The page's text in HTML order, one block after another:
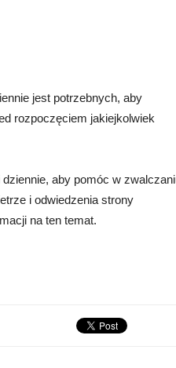
jest potrzebnych, aby
rozpoczęciem jakiejkolwiek
dziennie, aby pomóc w
i odwiedzenia strony
na ten temat.